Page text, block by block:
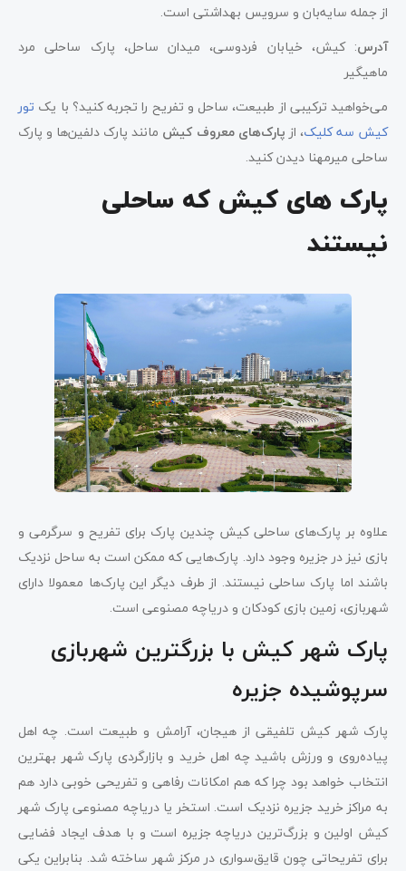
از جمله سایه‌بان و سرویس بهداشتی است.
آدرس: کیش، خیابان فردوسی، میدان ساحل، پارک ساحلی مرد
ماهیگیر
می‌خواهید ترکیبی از طبیعت، ساحل و تفریح را تجربه کنید؟ با یک تور
کیش سه کلیک، ازپارک‌های معروف کیش مانند پارک دلفین‌ها و پارک
ساحلی میرمهنا دیدن کنید.
پارک های کیش که ساحلی
نیستند
علاوه بر پارک‌های ساحلی کیش چندین پارک برای تفریح و سرگرمی و
بازی نیز در جزیره وجود دارد. پارک‌هایی که ممکن است به ساحل نزدیک
باشند اما پارک ساحلی نیستند. از طرف دیگر این پارک‌ها معمولا دارای
شهربازی، زمین بازی کودکان و دریاچه مصنوعی است.
پارک شهر کیش با بزرگترین شهربازی
سرپوشیده جزیره
پارک شهر کیش تلفیقی از هیجان، آرامش و طبیعت است. چه اهل
پیاده‌روی و ورزش باشید چه اهل خرید و بازارگردی پارک شهر بهترین
انتخاب خواهد بود چرا که هم امکانات رفاهی و تفریحی خوبی دارد هم
به مراکز خرید جزیره نزدیک است. استخر یا دریاچه مصنوعی پارک شهر
کیش اولین و بزرگ‌ترین دریاچه جزیره است و با هدف ایجاد فضایی
برای تفریحاتی چون قایق‌سواری در مرکز شهر ساخته شد. بنابراین یکی